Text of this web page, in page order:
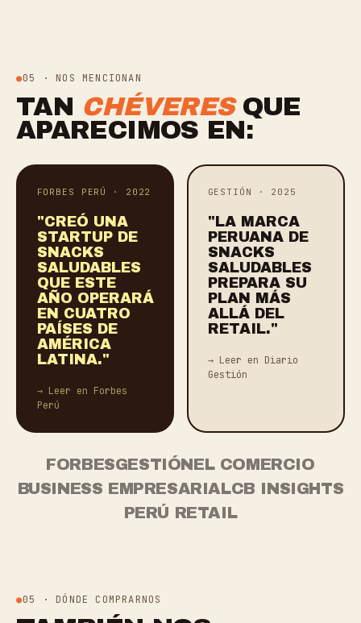
05 · NOS MENCIONAN
TAN CHÉVERESQUE
APARECIMOS EN:
FORBES PERÚ · 2022
"CREÓ UNA
STARTUP DE
SNACKS
SALUDABLES
QUE ESTE
AÑO OPERARÁ
EN CUATRO
PAÍSES DE
AMÉRICA
LATINA."
→ Leer en Forbes
Perú
GESTIÓN · 2025
"LA MARCA
PERUANA DE
SNACKS
SALUDABLES
PREPARA SU
PLAN MÁS
ALLÁ DEL
RETAIL."
→ Leer en Diario
Gestión
FORBESGESTIÓNEL COMERCIO
BUSINESS EMPRESARIALCB INSIGHTS
PERÚ RETAIL
05 · DÓNDE COMPRARNOS